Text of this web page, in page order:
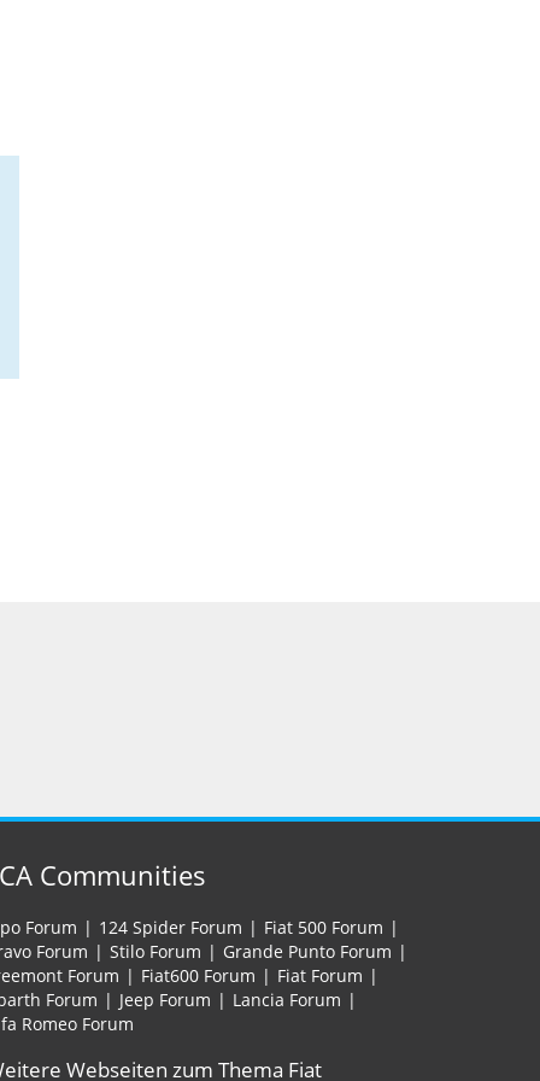
Communities
Forum 124 Spider Forum
Fiat 500 Forum
Forum
Stilo Forum
Grande Punto Forum
Forum
Fiat600 Forum
Fiat Forum
Forum
Jeep Forum
Lancia Forum
Romeo Forum
Webseiten zum Thema Fiat